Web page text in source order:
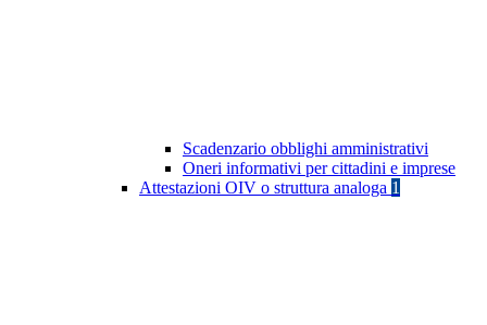
Scadenzario obblighi amministrativi
Oneri informativi per cittadini e imprese
Attestazioni OIV o struttura analoga 1